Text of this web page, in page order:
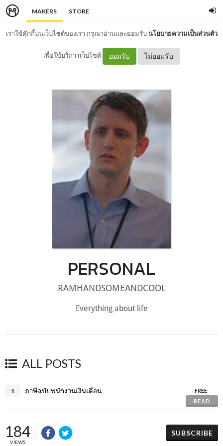
MAKERS STORE
เราใช้คุ๊กกี้บนเว็บไซต์ของเรา กรุณาอ่านและยอมรับนโยบายความเป็นส่วนตัว
เพื่อใช้บริการเว็บไซต์ ยอมรับ ไม่ยอมรับ
PERSONAL
RAMHANDSOMEANDCOOL
Everything about life
ALL POSTS
1 ภาษีฉบับพนักงานเงินเดือน
FREE
READ
184
VIEWS
SUBSCRIBE